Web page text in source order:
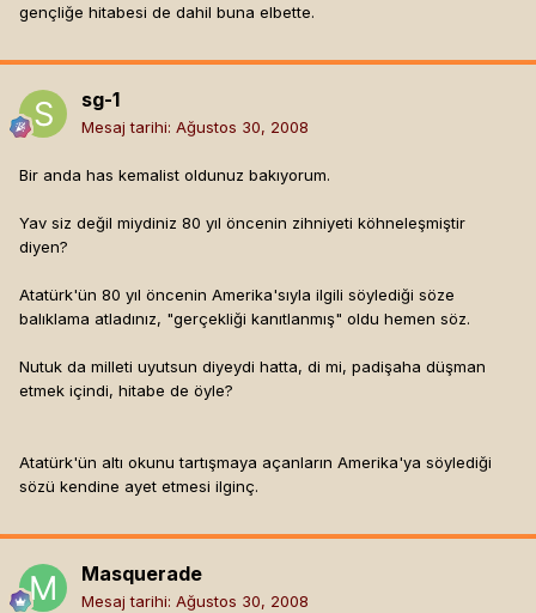
gençliğe hitabesi de dahil buna elbette.
sg-1
Mesaj tarihi: Ağustos 30, 2008
Bir anda has kemalist oldunuz bakıyorum.
Yav siz değil miydiniz 80 yıl öncenin zihniyeti köhneleşmiştir
diyen?
Atatürk'ün 80 yıl öncenin Amerika'sıyla ilgili söylediği söze
balıklama atladınız, "gerçekliği kanıtlanmış" oldu hemen söz.
Nutuk da milleti uyutsun diyeydi hatta, di mi, padişaha düşman
etmek içindi, hitabe de öyle?
Atatürk'ün altı okunu tartışmaya açanların Amerika'ya söylediği
sözü kendine ayet etmesi ilginç.
Masquerade
Mesaj tarihi: Ağustos 30, 2008